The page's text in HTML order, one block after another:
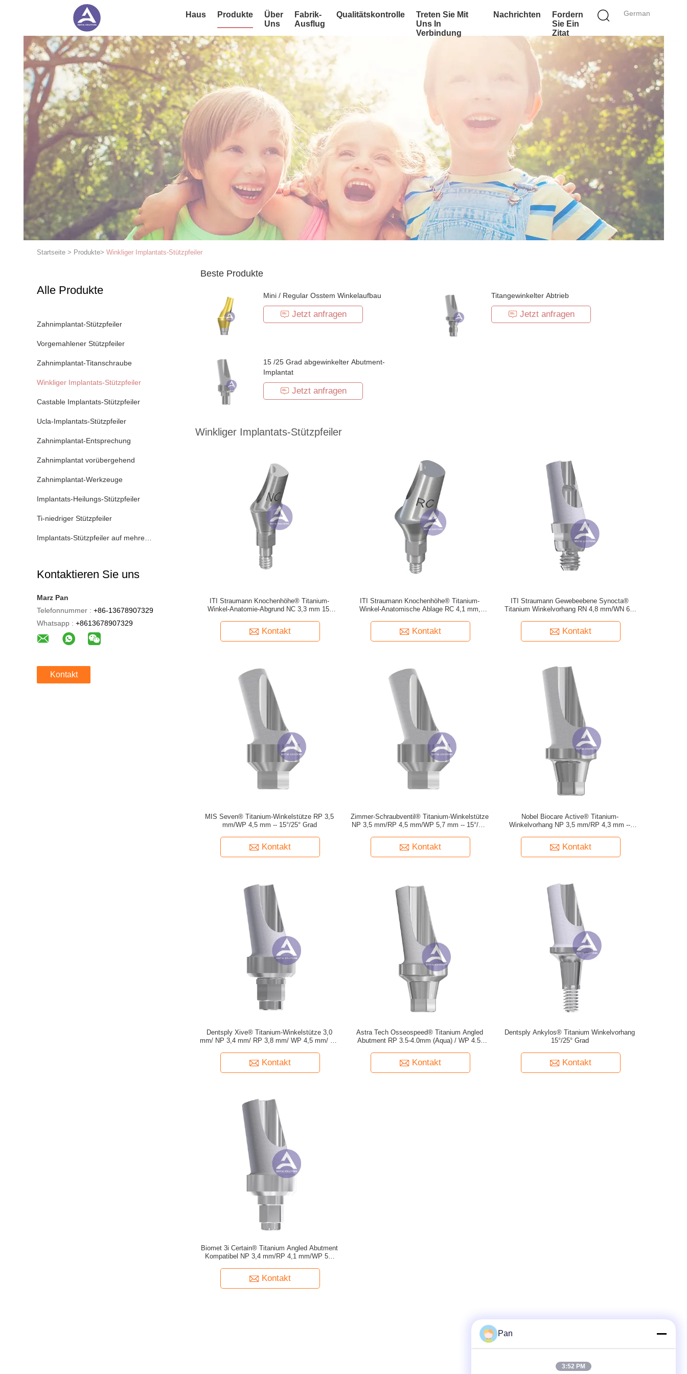
German
Haus Produkte
Über
Uns
Fabrik-
Ausflug
Qualitätskontrolle
Treten Sie Mit
Uns In
Verbindung
Nachrichten
Fordern
Sie Ein
Zitat
Startseite > Produkte> Winkliger Implantats-Stützpfeiler
Alle Produkte
Zahnimplantat-Stützpfeiler
Vorgemahlener Stützpfeiler
Zahnimplantat-Titanschraube
Winkliger Implantats-Stützpfeiler
Castable Implantats-Stützpfeiler
Ucla-Implantats-Stützpfeiler
Zahnimplantat-Entsprechung
Zahnimplantat vorübergehend
Zahnimplantat-Werkzeuge
Implantats-Heilungs-Stützpfeiler
Ti-niedriger Stützpfeiler
Implantats-Stützpfeiler auf mehreren Einheiten
Kontaktieren Sie uns
Marz Pan
Telefonnummer : +86-13678907329
Whatsapp : +8613678907329
Kontakt
Beste Produkte
Mini / Regular Osstem Winkelaufbau
Jetzt anfragen
Titangewinkelter Abtrieb
Jetzt anfragen
15 /25 Grad abgewinkelter Abutment-
Implantat
Jetzt anfragen
Winkliger Implantats-Stützpfeiler
ITI Straumann Knochenhöhe® Titanium-
Winkel-Anatomie-Abgrund NC 3,3 mm 15°
Kontakt
ITI Straumann Knochenhöhe® Titanium-
Winkel-Anatomische Ablage RC 4,1 mm,
Kontakt
ITI Straumann Gewebeebene Synocta®
Titanium Winkelvorhang RN 4,8 mm/WN 6,5
Kontakt
MIS Seven® Titanium-Winkelstütze RP 3,5
mm/WP 4,5 mm -- 15°/25° Grad
Kontakt
Zimmer-Schraubventil® Titanium-Winkelstütze
NP 3,5 mm/RP 4,5 mm/WP 5,7 mm -- 15°/25°
Kontakt
Nobel Biocare Active® Titanium-
Winkelvorhang NP 3,5 mm/RP 4,3 mm --
Kontakt
Dentsply Xive® Titanium-Winkelstütze 3,0
mm/ NP 3,4 mm/ RP 3,8 mm/ WP 4,5 mm/ 5,5
Kontakt
Astra Tech Osseospeed® Titanium Angled
Abutment RP 3.5-4.0mm (Aqua) / WP 4.5-
Kontakt
Dentsply Ankylos® Titanium Winkelvorhang
15°/25° Grad
Kontakt
Biomet 3i Certain® Titanium Angled Abutment
Kompatibel NP 3,4 mm/RP 4,1 mm/WP 5,0
Kontakt
Pan
3:52 PM